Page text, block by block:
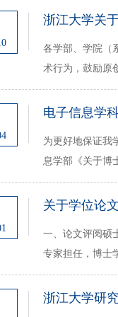
浙江大学关
各学部、学院（
术行为，鼓励原
电子信息学
为更好地保证我
息学部《关于博
关于学位论
一、论文评阅硕
专家担任，博士
浙江大学研